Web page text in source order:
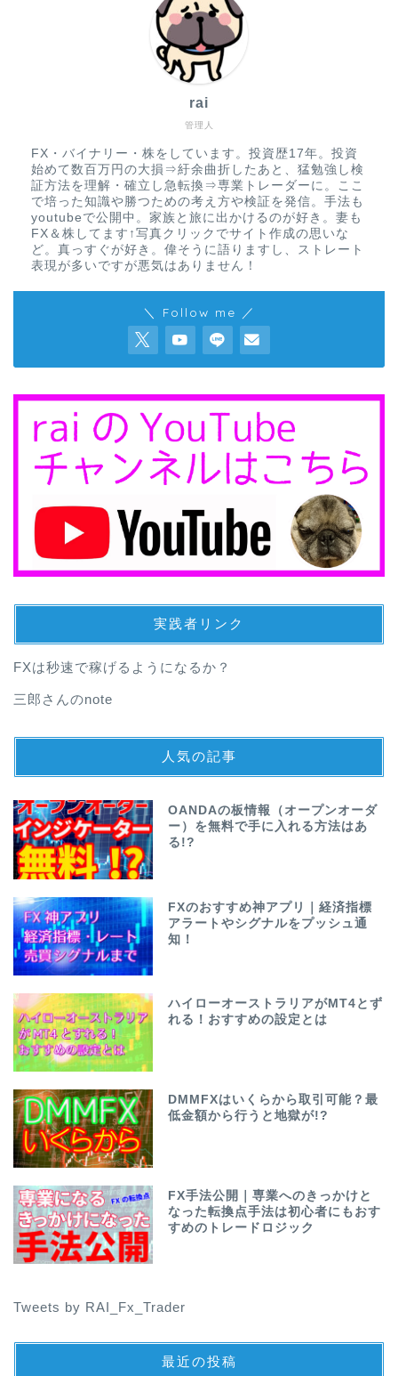
管理人
rai
FX・バイナリー・株をしています。投資歴17年。投資
始めて数百万円の大損⇒紆余曲折したあと、猛勉強し検
証方法を理解・確立し急転換⇒専業トレーダーに。ここ
で培った知識や勝つための考え方や検証を発信。手法も
youtubeで公開中。家族と旅に出かけるのが好き。妻も
FX＆株してます↑写真クリックでサイト作成の思いな
ど。真っすぐが好き。偉そうに語りますし、ストレート
表現が多いですが悪気はありません！
＼ Follow me ／
実践者リンク
FXは秒速で稼げるようになるか？
三郎さんのnote
人気の記事
OANDAの板情報（オープンオーダ
ー）を無料で手に入れる方法はあ
る!?
FXのおすすめ神アプリ｜経済指標
アラートやシグナルをプッシュ通
知！
ハイローオーストラリアがMT4とず
れる！おすすめの設定とは
DMMFXはいくらから取引可能？最
低金額から行うと地獄が!?
FX手法公開｜専業へのきっかけと
なった転換点手法は初心者にもおす
すめのトレードロジック
Tweets by RAI_Fx_Trader
最近の投稿